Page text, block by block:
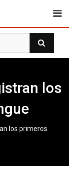
los
los primeros